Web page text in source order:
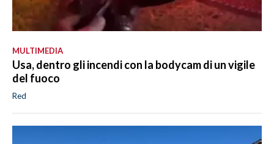
MULTIMEDIA
Usa, dentro gli incendi con la bodycam di un vigile
del fuoco
Red